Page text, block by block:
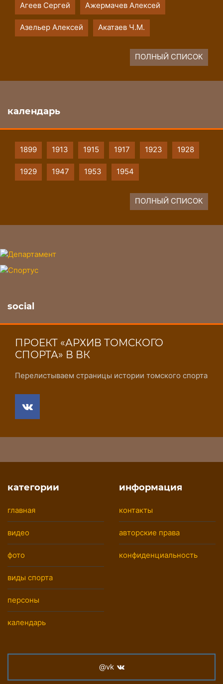
Агеев Сергей Ажермачев Алексей
Азельер Алексей Акатаев Ч.М.
ПОЛНЫЙ СПИСОК
календарь
1899 1913 1915 1917 1923 1928
1929 1947 1953 1954
ПОЛНЫЙ СПИСОК
social
ПРОЕКТ «АРХИВ ТОМСКОГО
СПОРТА» В ВК
Перелистываем страницы истории томского спорта
категории
главная
видео
фото
виды спорта
персоны
календарь
информация
контакты
авторские права
конфиденциальность
@vk